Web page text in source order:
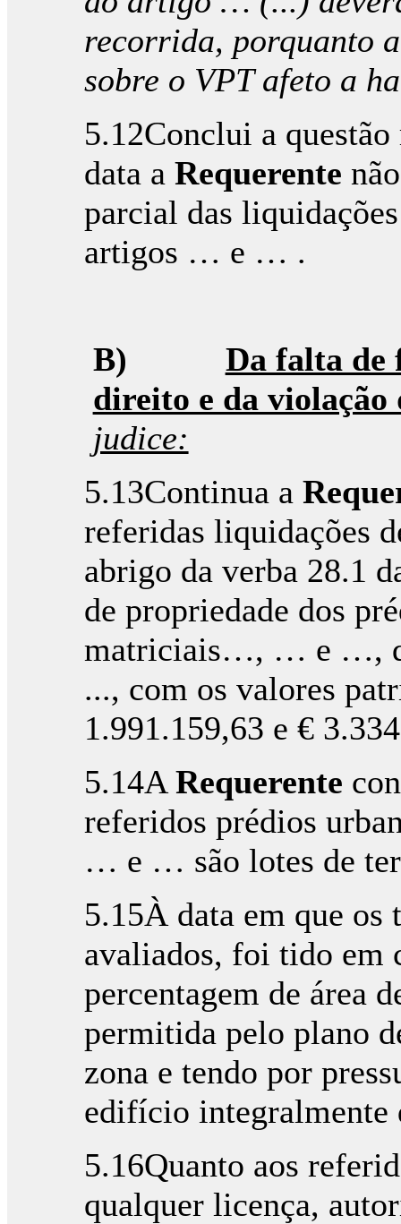
recorrida, porquanto
sobre o VPT afeto a
5.12Conclui a
data aRequerente
parcial das
artigos … e … .
B) Da falta de
direito e da
judice:
5.13Continua a
referidas liquidações
abrigo da verba 28.1
de propriedade dos
matriciais…, … e …,
..., com os valores
1.991.159,63 e €
5.14ARequerente
referidos prédios
… e … são lotes de
5.15À data em que os
avaliados, foi tido em
percentagem de área
permitida pelo plano
zona e tendo por
edifício integralmente
5.16Quanto aos
qualquer licença,